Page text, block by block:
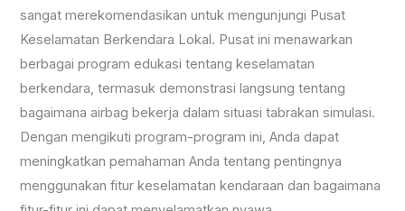
sangat merekomendasikan untuk mengunjungi Pusat
Keselamatan Berkendara Lokal. Pusat ini menawarkan
berbagai program edukasi tentang keselamatan
berkendara, termasuk demonstrasi langsung tentang
bagaimana airbag bekerja dalam situasi tabrakan simulasi.
Dengan mengikuti program-program ini, Anda dapat
meningkatkan pemahaman Anda tentang pentingnya
menggunakan fitur keselamatan kendaraan dan bagaimana